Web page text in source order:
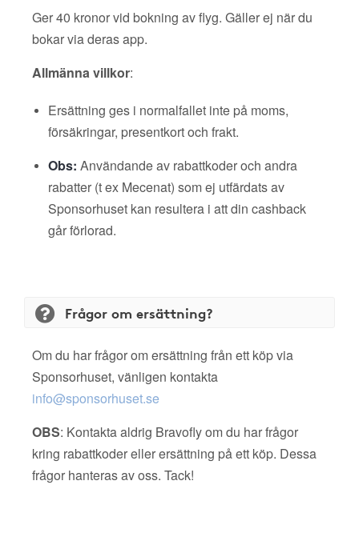
Ger 40 kronor vid bokning av flyg. Gäller ej när du
bokar via deras app.
Allmänna villkor:
Ersättning ges i normalfallet inte på moms,
försäkringar, presentkort och frakt.
Obs: Användande av rabattkoder och andra
rabatter (t ex Mecenat) som ej utfärdats av
Sponsorhuset kan resultera i att din cashback
går förlorad.
Frågor om ersättning?
Om du har frågor om ersättning från ett köp via
Sponsorhuset, vänligen kontakta
info@sponsorhuset.se
OBS: Kontakta aldrig Bravofly om du har frågor
kring rabattkoder eller ersättning på ett köp. Dessa
frågor hanteras av oss. Tack!